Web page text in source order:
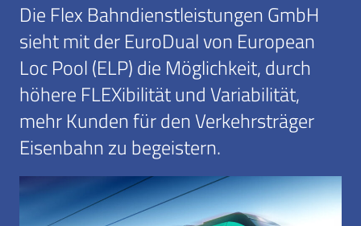
Die Flex Bahndienstleistungen GmbH
sieht mit der EuroDual von European
Loc Pool (ELP) die Möglichkeit, durch
höhere FLEXibilität und Variabilität,
mehr Kunden für den Verkehrsträger
Eisenbahn zu begeistern.